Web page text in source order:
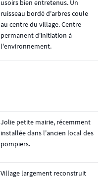
usoirs bien entretenus. Un
ruisseau bordé d'arbres coule
au centre du village. Centre
permanent d'initiation à
l'environnement.
Jolie petite mairie, récemment
installée dans l'ancien local des
pompiers.
Village largement reconstruit